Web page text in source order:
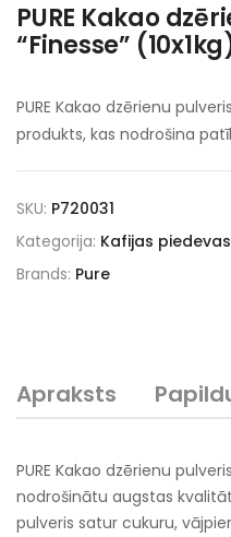
PURE Kakao
“Finesse”
PURE Kakao dzērienu
produkts, kas nodrošina
SKU: P720031
Kategorija: Kafijas piedevas
Brands: Pure
Apraksts
PURE Kakao dzērienu
nodrošinātu augstas
pulveris satur cukuru,